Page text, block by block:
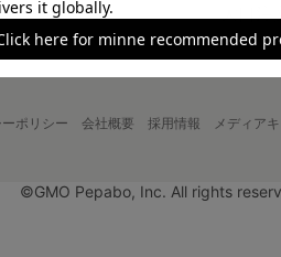
ポリシー 会社概要 採用情報 メディアキ
©GMO Pepabo, Inc. All rights